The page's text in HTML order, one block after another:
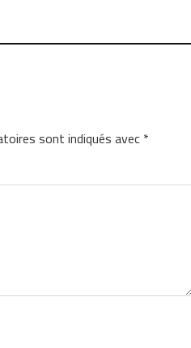
sont indiqués avec *